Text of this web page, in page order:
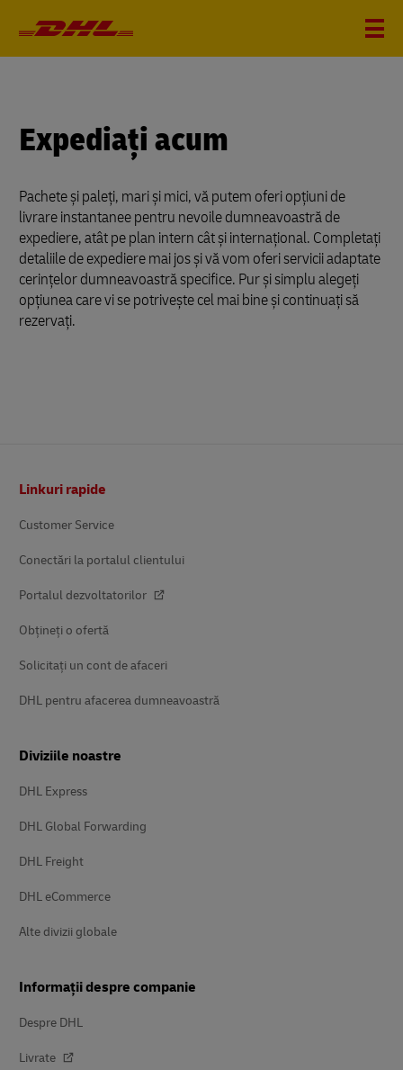
Expediați acum
Pachete și paleți, mari și mici, vă putem oferi opțiuni de
livrare instantanee pentru nevoile dumneavoastră de
expediere, atât pe plan intern cât și internațional. Completați
detaliile de expediere mai jos și vă vom oferi servicii adaptate
cerințelor dumneavoastră specifice. Pur și simplu alegeți
opțiunea care vi se potrivește cel mai bine și continuați să
rezervați.
Linkuri rapide
Customer Service
Conectări la portalul clientului
Portalul dezvoltatorilor
Obțineți o ofertă
Solicitați un cont de afaceri
DHL pentru afacerea dumneavoastră
Diviziile noastre
DHL Express
DHL Global Forwarding
DHL Freight
DHL eCommerce
Alte divizii globale
Informații despre companie
Despre DHL
Livrate